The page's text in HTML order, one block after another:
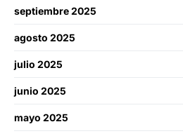
septiembre 2025
agosto 2025
julio 2025
junio 2025
mayo 2025